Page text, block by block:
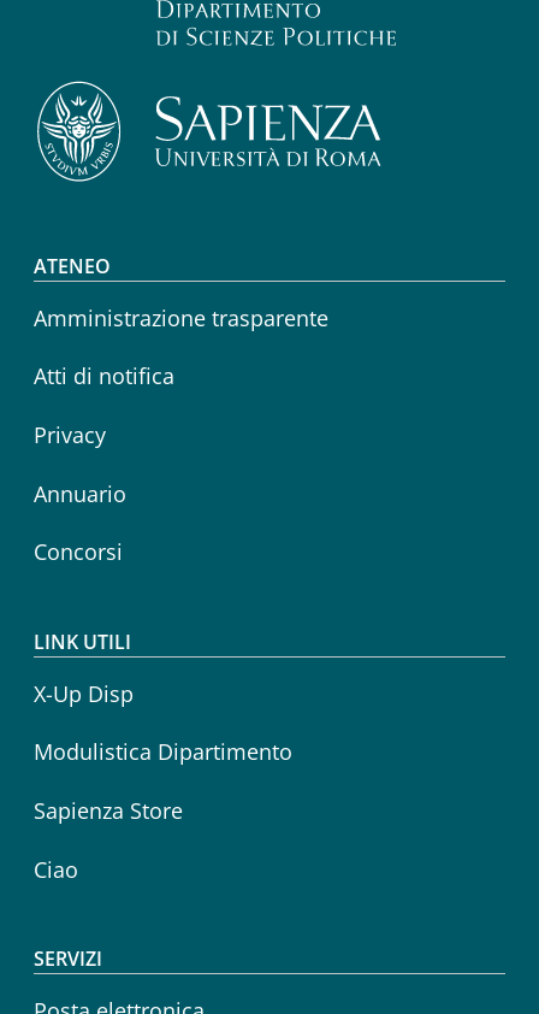
Footer menu
ATENEO
Amministrazione trasparente
Atti di notifica
Privacy
Annuario
Concorsi
LINK UTILI
X-Up Disp
Modulistica Dipartimento
Sapienza Store
Ciao
SERVIZI